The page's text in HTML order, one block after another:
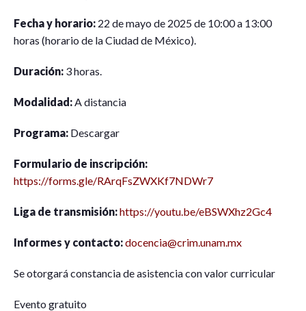
Fecha y horario: 22 de mayo de 2025 de 10:00 a 13:00
horas (horario de la Ciudad de México).
Duración: 3 horas.
Modalidad:A distancia
Programa: Descargar
Formulario de inscripción:
https://forms.gle/RArqFsZWXKf7NDWr7
Liga de transmisión:https://youtu.be/eBSWXhz2Gc4
Informes y contacto:docencia@crim.unam.mx
Se otorgará constancia de asistencia con valor curricular
Evento gratuito